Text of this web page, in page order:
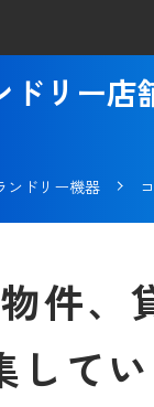
ドリー店
ンドリー機器
件、
してい